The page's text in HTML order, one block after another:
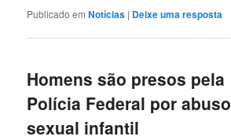
Publicado em Notícias | Deixe uma resposta
Homens são presos pela
Polícia Federal por abuso
sexual infantil